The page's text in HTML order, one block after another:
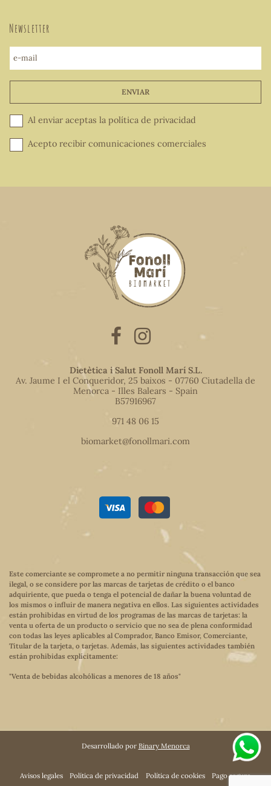
Newsletter
e-mail
ENVIAR
Al enviar aceptas la política de privacidad
Acepto recibir comunicaciones comerciales
Dietètica i Salut Fonoll Marí S.L.
Av. Jaume I el Conqueridor, 25 baixos - 07760 Ciutadella de
Menorca - Illes Balears - Spain
B57916967
971 48 06 15
biomarket@fonollmari.com
Este comerciante se compromete a no permitir ninguna transacción que sea
ilegal, o se considere por las marcas de tarjetas de crédito o el banco
adquiriente, que pueda o tenga el potencial de dañar la buena voluntad de
los mismos o influir de manera negativa en ellos. Las siguientes actividades
están prohibidas en virtud de los programas de las marcas de tarjetas: la
venta u oferta de un producto o servicio que no sea de plena conformidad
con todas las leyes aplicables al Comprador, Banco Emisor, Comerciante,
Titular de la tarjeta, o tarjetas. Además, las siguientes actividades también
están prohibidas explícitamente:
"Venta de bebidas alcohólicas a menores de 18 años"
Desarrollado por Binary Menorca
Avisos legales Política de privacidad Política de cookies Pago seguro